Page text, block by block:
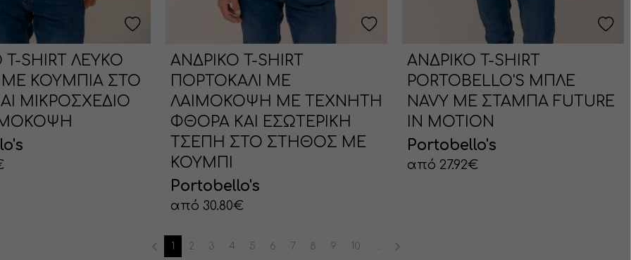
SHIRT ΛΕΥΚΟ
ΜΕ ΚΟΥΜΠΙΑ ΣΤΟ
ΜΙΚΡΟΣΧΕΔΙΟ
ΑΝΔΡΙΚΟ T-SHIRT
ΠΟΡΤΟΚΑΛΙ ΜΕ
ΛΑΙΜΟΚΟΨΗ ΜΕ ΤΕΧΝΗΤΗ
ΦΘΟΡΑ ΚΑΙ ΕΣΩΤΕΡΙΚΗ
ΤΣΕΠΗ ΣΤΟ ΣΤΗΘΟΣ ΜΕ
ΚΟΥΜΠΙ
Portobello's
από 30.80€
ΑΝΔΡΙΚΟ T-SHIRT
PORTOBELLO'S ΜΠΛΕ
NAVY ΜΕ ΣΤΑΜΠΑ FUTURE
IN MOTION
Portobello's
από 27.92€
1 2 3 4 5 6 7 8 9 10